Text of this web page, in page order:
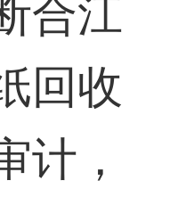
合江
回收
计，